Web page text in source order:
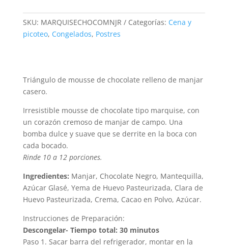
Manjar
Foga
cantidad
SKU: MARQUISECHOCOMNJR Categorías: Cena y
picoteo, Congelados, Postres
Triángulo de mousse de chocolate relleno de manjar
casero.
Irresistible mousse de chocolate tipo marquise, con
un corazón cremoso de manjar de campo. Una
bomba dulce y suave que se derrite en la boca con
cada bocado.
Rinde 10 a 12 porciones.
Ingredientes: Manjar, Chocolate Negro, Mantequilla,
Azúcar Glasé, Yema de Huevo Pasteurizada, Clara de
Huevo Pasteurizada, Crema, Cacao en Polvo, Azúcar.
Instrucciones de Preparación:
Descongelar- Tiempo total: 30 minutos
Paso 1. Sacar barra del refrigerador, montar en la